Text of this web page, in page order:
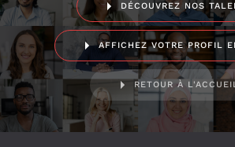
DÉCOUVREZ NOS
AFFICHEZ VOTRE PROFIL
RETOUR À